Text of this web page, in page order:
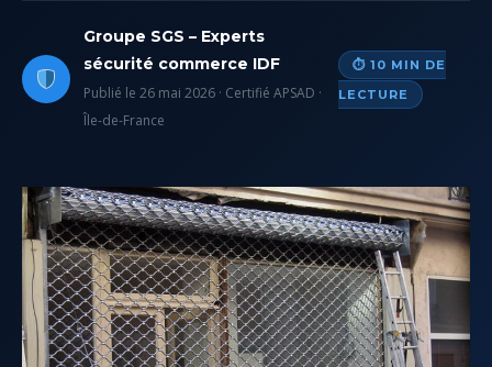
Groupe SGS – Experts
sécurité commerce IDF
Publié le 26 mai 2026 · Certifié APSAD ·
Île-de-France
⏱ 10 MIN DE
LECTURE